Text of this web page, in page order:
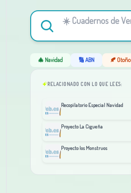
🎄 Navidad 🔢 ABN 🍂 Otoño
RELACIONADO CON LO QUE LEES:
Recopilatorio Especial Navidad
Proyecto La Cigueña
Proyecto los Monstruos